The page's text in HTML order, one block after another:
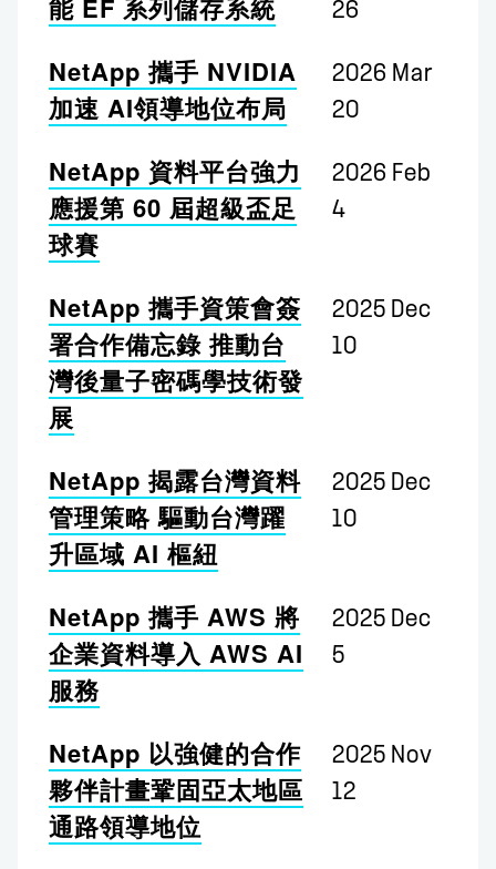
能 EF 系列儲存系統 26
NetApp 攜手 NVIDIA
加速 AI領導地位布局
2026 Mar
20
NetApp 資料平台強力
應援第 60 屆超級盃足
球賽
2026 Feb
4
NetApp 攜手資策會簽
署合作備忘錄 推動台
灣後量子密碼學技術發
展
2025 Dec
10
NetApp 揭露台灣資料
管理策略 驅動台灣躍
升區域 AI 樞紐
2025 Dec
10
NetApp 攜手 AWS 將
企業資料導入 AWS AI
服務
2025 Dec
5
NetApp 以強健的合作
夥伴計畫鞏固亞太地區
通路領導地位
2025 Nov
12